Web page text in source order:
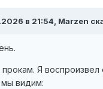
в 21:54, Marzen
Я воспроизвел
видим: